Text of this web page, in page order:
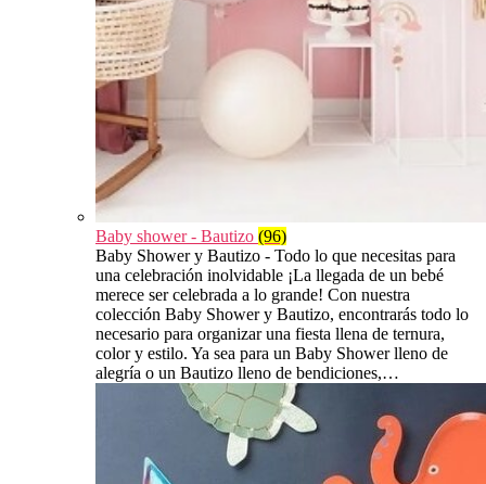
Baby shower - Bautizo (96)
Baby Shower y Bautizo - Todo lo que necesitas para
una celebración inolvidable ¡La llegada de un bebé
merece ser celebrada a lo grande! Con nuestra
colección Baby Shower y Bautizo, encontrarás todo lo
necesario para organizar una fiesta llena de ternura,
color y estilo. Ya sea para un Baby Shower lleno de
alegría o un Bautizo lleno de bendiciones,…